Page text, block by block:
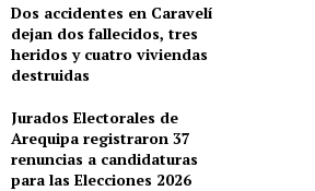
Dos accidentes en Caravelí
dejan dos fallecidos, tres
heridos y cuatro viviendas
destruidas
Jurados Electorales de
Arequipa registraron 37
renuncias a candidaturas
para las Elecciones 2026